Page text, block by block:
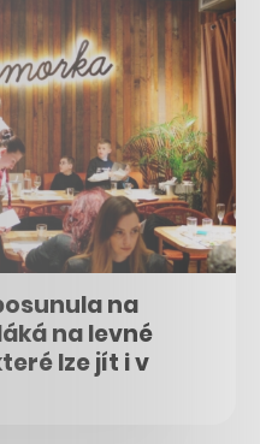
na
na levné
lze jít i v